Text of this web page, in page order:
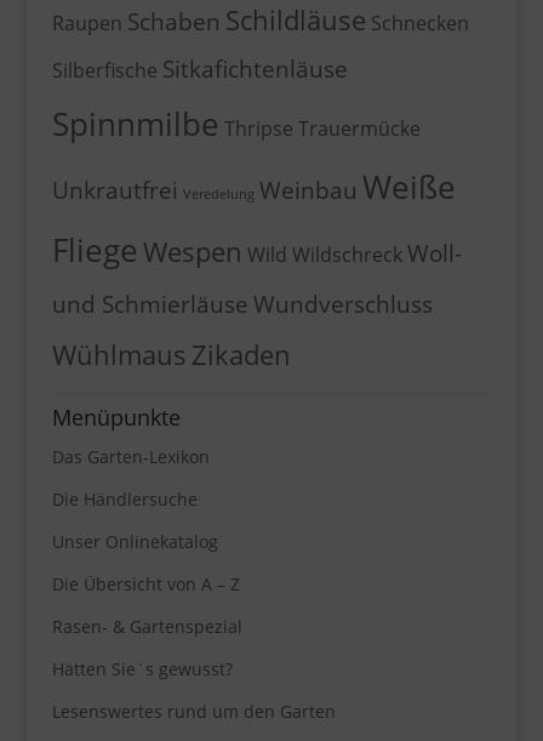
Raupen Schaben Schildläuse Schnecken
Silberfische Sitkafichtenläuse
Spinnmilbe Thripse Trauermücke
Unkrautfrei Veredelung Weinbau Weiße
Fliege Wespen Wild Wildschreck Woll-
und SchmierläuseWundverschluss
Wühlmaus Zikaden
Menüpunkte
Das Garten-Lexikon
Die Händlersuche
Unser Onlinekatalog
Die Übersicht von A – Z
Rasen- & Gartenspezial
Hätten Sie´s gewusst?
Lesenswertes rund um den Garten